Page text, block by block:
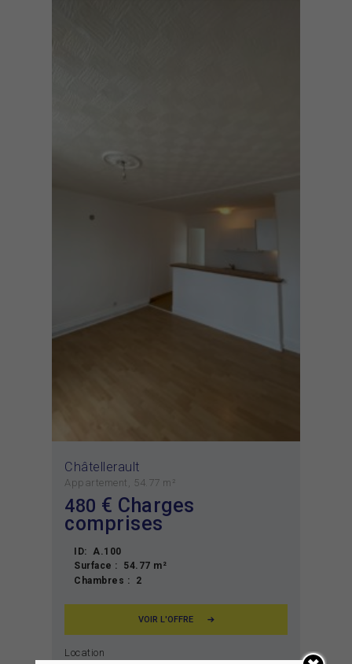
Châtellerault
Appartement 54.77 m²
480 € Charges
comprises
ID:
A.100
Surface :
54.77 m²
Chambres :
2
VOIR L'OFFRE
Location